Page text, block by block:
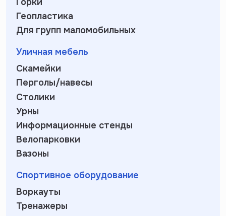
Геопластика
Для групп маломобильных
Уличная мебель
Скамейки
Перголы/навесы
Столики
Урны
Информационные стенды
Велопарковки
Вазоны
Спортивное оборудование
Воркауты
Тренажеры